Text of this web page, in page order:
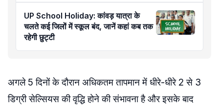
UP School Holiday: कांवड़ यात्रा के
चलते कई जिलों में स्कूल बंद, जानें कहां कब तक
रहेगी छुट्टी
अगले 5 दिनों के दौरान अधिकतम तापमान में धीरे-धीरे 2 से 3
डिग्री सेल्सियस की वृद्धि होने की संभावना है और इसके बाद